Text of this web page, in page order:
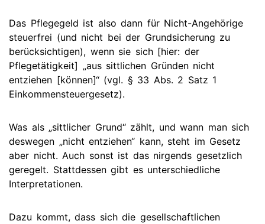
Das Pflegegeld ist also dann für Nicht-Angehörige
steuerfrei (und nicht bei der Grundsicherung zu
berücksichtigen), wenn sie sich [hier: der
Pflegetätigkeit] „aus sittlichen Gründen nicht
entziehen [können]“ (vgl. § 33 Abs. 2 Satz 1
Einkommensteuergesetz).
Was als „sittlicher Grund“ zählt, und wann man sich
deswegen „nicht entziehen“ kann, steht im Gesetz
aber nicht. Auch sonst ist das nirgends gesetzlich
geregelt. Stattdessen gibt es unterschiedliche
Interpretationen.
Dazu kommt, dass sich die gesellschaftlichen